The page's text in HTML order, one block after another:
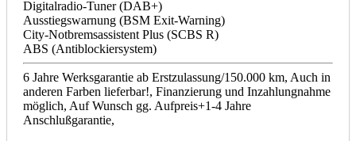
Digitalradio-Tuner (DAB+)
Ausstiegswarnung (BSM Exit-Warning)
City-Notbremsassistent Plus (SCBS R)
ABS (Antiblockiersystem)
6 Jahre Werksgarantie ab Erstzulassung/150.000 km, Auch in
anderen Farben lieferbar!, Finanzierung und Inzahlungnahme
möglich, Auf Wunsch gg. Aufpreis+1-4 Jahre
Anschlußgarantie,